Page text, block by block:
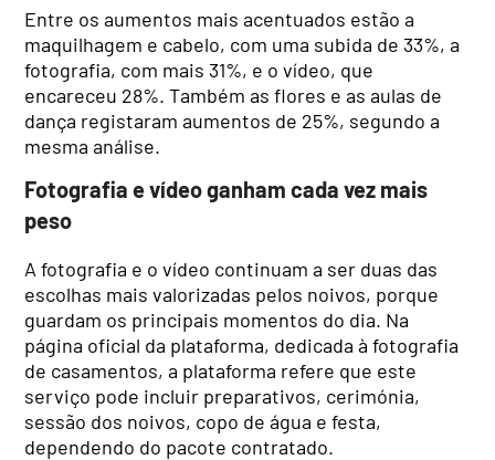
Entre os aumentos mais acentuados estão a
maquilhagem e cabelo, com uma subida de 33%, a
fotografia, com mais 31%, e o vídeo, que
encareceu 28%. Também as flores e as aulas de
dança registaram aumentos de 25%, segundo a
mesma análise.
Fotografia e vídeo ganham cada vez mais
peso
A fotografia e o vídeo continuam a ser duas das
escolhas mais valorizadas pelos noivos, porque
guardam os principais momentos do dia. Na
página oficial da plataforma, dedicada à fotografia
de casamentos, a plataforma refere que este
serviço pode incluir preparativos, cerimónia,
sessão dos noivos, copo de água e festa,
dependendo do pacote contratado.